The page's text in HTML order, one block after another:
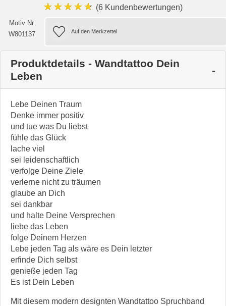
★★★★★ (6 Kundenbewertungen)
Motiv Nr.
W801137
Produktdetails - Wandtattoo Dein
Leben
Lebe Deinen Traum
Denke immer positiv
und tue was Du liebst
fühle das Glück
lache viel
sei leidenschaftlich
verfolge Deine Ziele
verlerne nicht zu träumen
glaube an Dich
sei dankbar
und halte Deine Versprechen
liebe das Leben
folge Deinem Herzen
Lebe jeden Tag als wäre es Dein letzter
erfinde Dich selbst
genieße jeden Tag
Es ist Dein Leben
Mit diesem modern designten Wandtattoo Spruchband